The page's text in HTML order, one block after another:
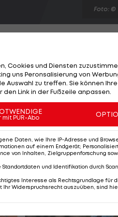
Foto: ©
Mikel entführt. Michael
verschwunden. Sohn
haben sich diese
sie für Mikels
89.798 Euro.
Cookies und Diensten
uns Peronsalisierung von
Auswahl zu treffen. Sie können
Link in der Fußzeile anpassen.
PUR-Abo
Daten, wie Ihre IP-Adresse und
auf einem Endgerät;
von Inhalten, Zielgruppenforschung
Standortdaten und Identifikation durch
Interesse als Rechtsgrundlage für
Widerspruchsrecht auszuüben, sind